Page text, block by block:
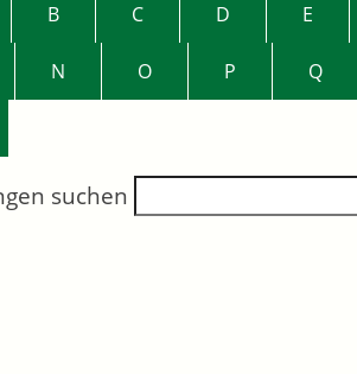
B C D E
N O P Q
suchen